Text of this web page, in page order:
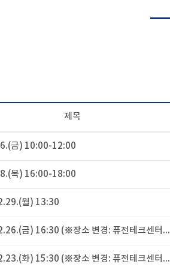
제목
금) 10:00-12:00
목) 16:00-18:00
월) 13:30
금) 16:30 (※장소 변경: 퓨전테크센터...
화) 15:30 (※장소 변경: 퓨전테크센터...